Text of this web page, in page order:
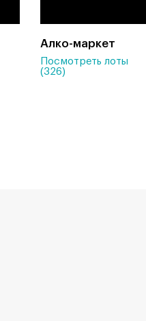
Алко-маркет
Посмотреть лоты
(326)